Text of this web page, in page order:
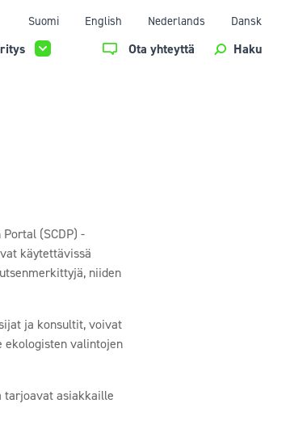
Suomi English Nederlands Dansk
Ota yhteyttä Haku
(SCDP) -
käytettävissä
niiden
ja konsultit, voivat
ekologisten valintojen
tarjoavat asiakkaille